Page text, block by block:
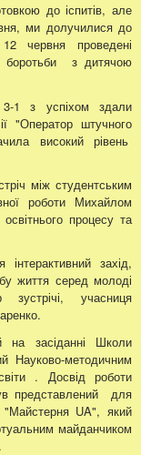
до іспитів, але
ми долучилися до
червня проведені
боротьби з дитячою
1 з успіхом здали
"Оператор штучного
високий рівень
між студентським
роботи Михайлом
процесу та
захід,
життя серед молоді
зустрічі, учасниця
засіданні Школи
Науково-методичним
. Досвід роботи
представлений для
"Майстерня UA", який
майданчиком